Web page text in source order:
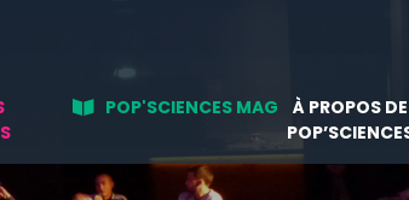
POP'SCIENCES MAG
À PROPOS DE